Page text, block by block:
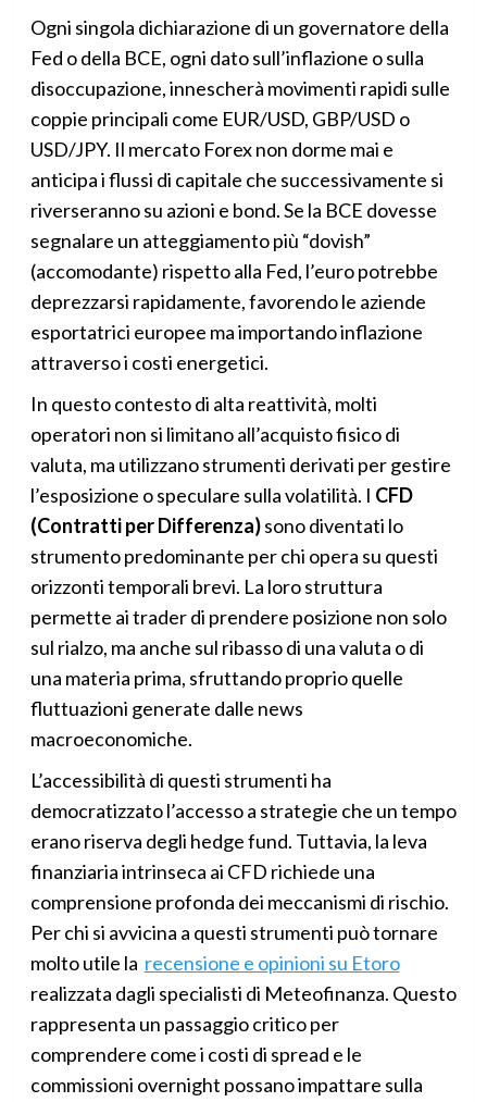
Ogni singola dichiarazione di un governatore della
Fed o della BCE, ogni dato sull’inflazione o sulla
disoccupazione, innescherà movimenti rapidi sulle
coppie principali come EUR/USD, GBP/USD o
USD/JPY. Il mercato Forex non dorme mai e
anticipa i flussi di capitale che successivamente si
riverseranno su azioni e bond. Se la BCE dovesse
segnalare un atteggiamento più “dovish”
(accomodante) rispetto alla Fed, l’euro potrebbe
deprezzarsi rapidamente, favorendo le aziende
esportatrici europee ma importando inflazione
attraverso i costi energetici.
In questo contesto di alta reattività, molti
operatori non si limitano all’acquisto fisico di
valuta, ma utilizzano strumenti derivati per gestire
l’esposizione o speculare sulla volatilità. I CFD
(Contratti per Differenza)sono diventati lo
strumento predominante per chi opera su questi
orizzonti temporali brevi. La loro struttura
permette ai trader di prendere posizione non solo
sul rialzo, ma anche sul ribasso di una valuta o di
una materia prima, sfruttando proprio quelle
fluttuazioni generate dalle news
macroeconomiche.
L’accessibilità di questi strumenti ha
democratizzato l’accesso a strategie che un tempo
erano riserva degli hedge fund. Tuttavia, la leva
finanziaria intrinseca ai CFD richiede una
comprensione profonda dei meccanismi di rischio.
Per chi si avvicina a questi strumenti può tornare
molto utile la recensione e opinioni su Etoro
realizzata dagli specialisti di Meteofinanza. Questo
rappresenta un passaggio critico per
comprendere come i costi di spread e le
commissioni overnight possano impattare sulla